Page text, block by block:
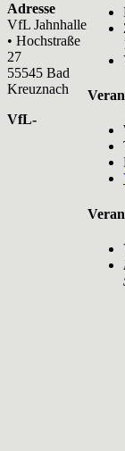
Adresse
VfL Jahnhalle
• Hochstraße
27
55545 Bad
Kreuznach
VfL-